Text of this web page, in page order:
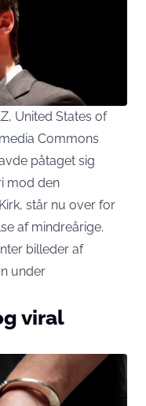
United States of
Commons
påtaget sig
mod den
står nu over for
af mindreårige.
billeder af
under
viral